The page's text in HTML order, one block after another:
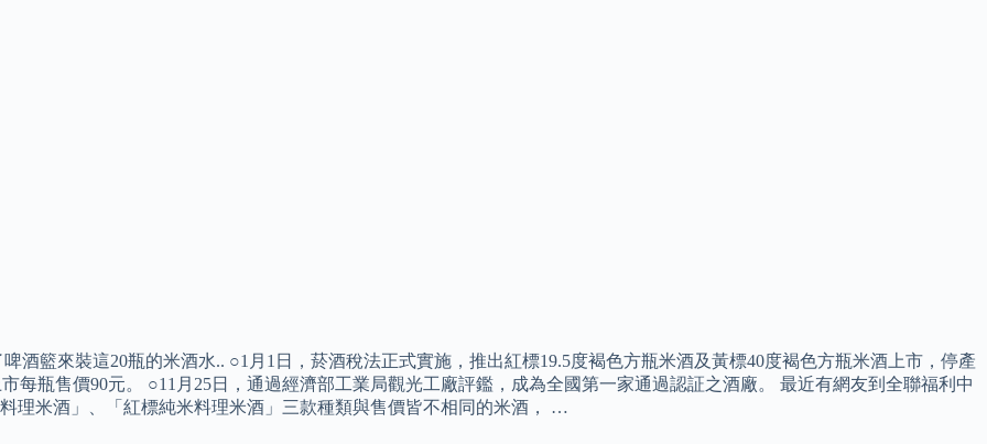
酒籃來裝這20瓶的米酒水.. ○1月1日，菸酒稅法正式實施，推出紅標19.5度褐色方瓶米酒及黃標40度褐色方瓶米酒上市，停產
每瓶售價90元。 ○11月25日，通過經濟部工業局觀光工廠評鑑，成為全國第一家通過認証之酒廠。 最近有網友到全聯福利中
理米酒」、「紅標純米料理米酒」三款種類與售價皆不相同的米酒， …